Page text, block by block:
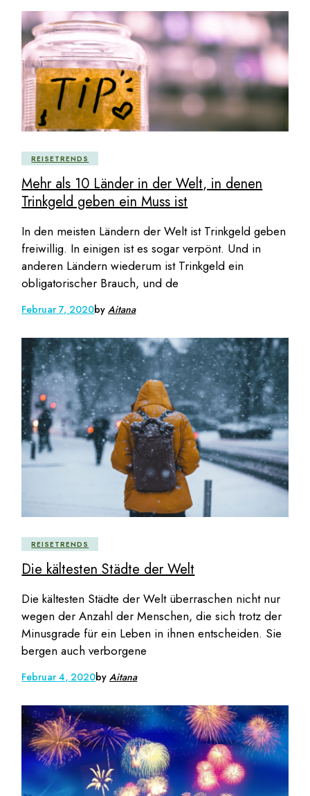
REISETRENDS
Mehr als 10 Länder in der Welt, in denen
Trinkgeld geben ein Muss ist
In den meisten Ländern der Welt ist Trinkgeld geben
freiwillig. In einigen ist es sogar verpönt. Und in
anderen Ländern wiederum ist Trinkgeld ein
obligatorischer Brauch, und de
Februar 7, 2020byAitana
REISETRENDS
Die kältesten Städte der Welt
Die kältesten Städte der Welt überraschen nicht nur
wegen der Anzahl der Menschen, die sich trotz der
Minusgrade für ein Leben in ihnen entscheiden. Sie
bergen auch verborgene
Februar 4, 2020byAitana